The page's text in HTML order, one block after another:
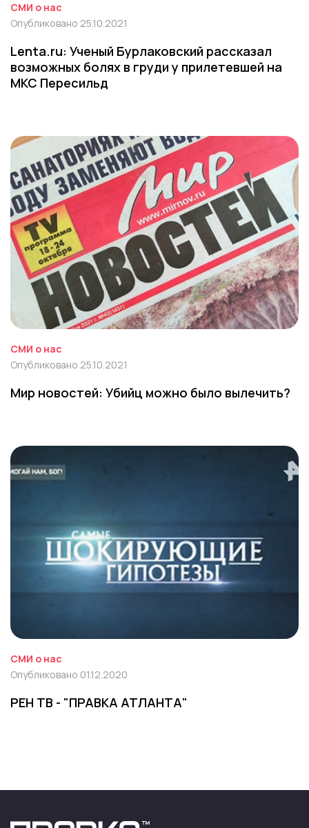
СМИ о нас
Опубликовано 25.10.2021
Lenta.ru: Ученый Бурлаковский рассказал
возможных болях в груди у прилетевшей на
МКС Пересильд
СМИ о нас
Опубликовано 25.10.2021
Мир новостей: Убийц можно было вылечить?
СМИ о нас
Опубликовано 01.12.2020
РЕН ТВ - "ПРАВКА АТЛАНТА"